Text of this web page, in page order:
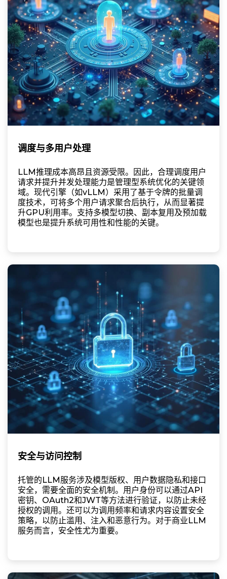
调度与多用户处理
LLM推理成本高昂且资源受限。因此，合理调度用户
请求并提升并发处理能力是管理型系统优化的关键领
域。现代引擎（如vLLM）采用了基于令牌的批量调
度技术，可将多个用户请求聚合后执行，从而显著提
升GPU利用率。支持多模型切换、副本复用及预加载
模型也是提升系统可用性和性能的关键。
安全与访问控制
托管的LLM服务涉及模型版权、用户数据隐私和接口
安全，需要全面的安全机制。用户身份可以通过API
密钥、OAuth2和JWT等方法进行验证，以防止未经
授权的调用。还可以为调用频率和请求内容设置安全
策略，以防止滥用、注入和恶意行为。对于商业LLM
服务而言，安全性尤为重要。